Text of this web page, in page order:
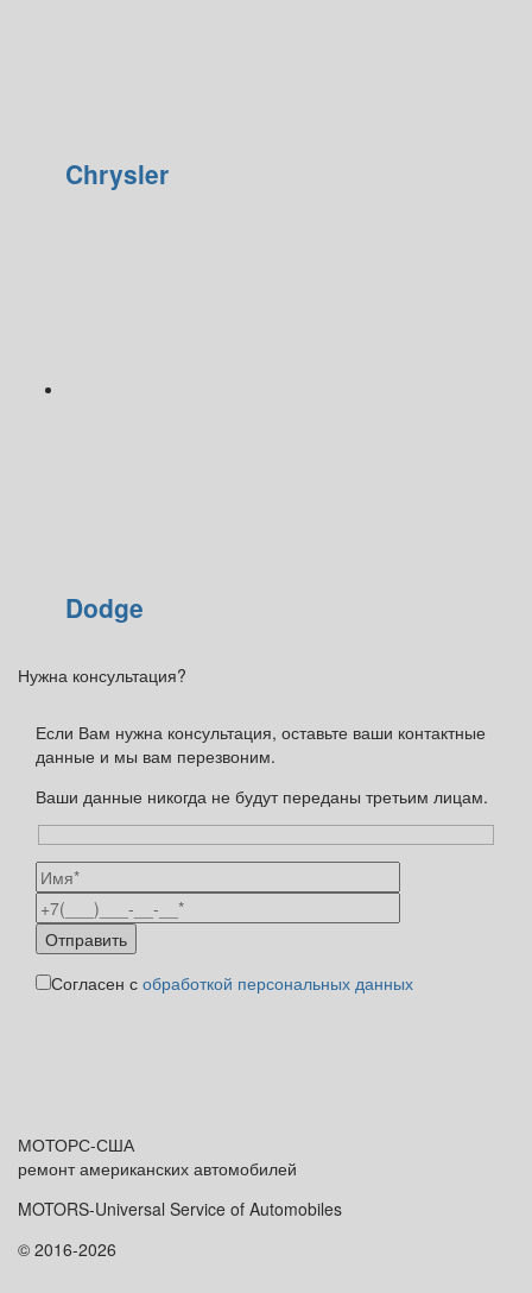
Chrysler
Dodge
Нужна консультация?
Если Вам нужна консультация, оставьте ваши контактные
данные и мы вам перезвоним.
Ваши данные никогда не будут переданы третьим лицам.
Согласен с обработкой персональных данных
МОТОРС-США
ремонт американских автомобилей
MOTORS-Universal Service of Automobiles
© 2016-2026